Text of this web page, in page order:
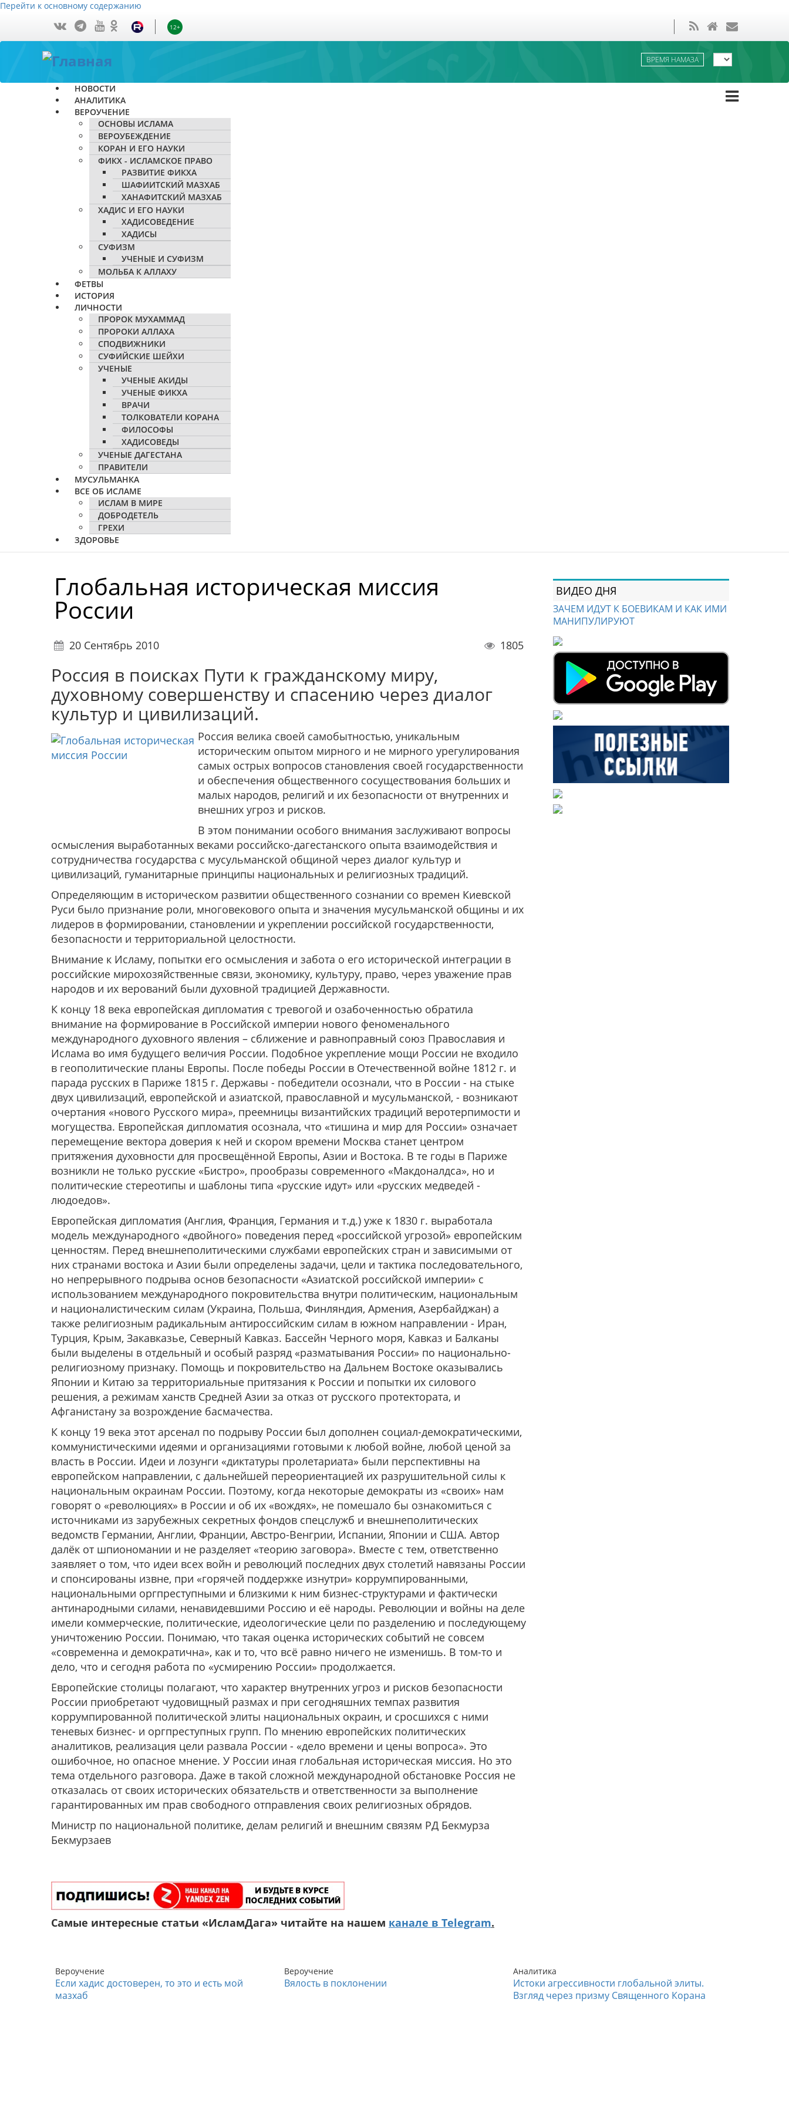
Перейти к основному содержанию
12+
ВРЕМЯ НАМАЗА
НОВОСТИ
АНАЛИТИКА
ВЕРОУЧЕНИЕ
ОСНОВЫ ИСЛАМА
ВЕРОУБЕЖДЕНИЕ
КОРАН И ЕГО НАУКИ
ФИКХ - ИСЛАМСКОЕ ПРАВО
РАЗВИТИЕ ФИКХА
ШАФИИТСКИЙ МАЗХАБ
ХАНАФИТСКИЙ МАЗХАБ
ХАДИС И ЕГО НАУКИ
ХАДИСОВЕДЕНИЕ
ХАДИСЫ
СУФИЗМ
УЧЕНЫЕ И СУФИЗМ
МОЛЬБА К АЛЛАХУ
ФЕТВЫ
ИСТОРИЯ
ЛИЧНОСТИ
ПРОРОК МУХАММАД
ПРОРОКИ АЛЛАХА
СПОДВИЖНИКИ
СУФИЙСКИЕ ШЕЙХИ
УЧЕНЫЕ
УЧЕНЫЕ АКИДЫ
УЧЕНЫЕ ФИКХА
ВРАЧИ
ТОЛКОВАТЕЛИ КОРАНА
ФИЛОСОФЫ
ХАДИСОВЕДЫ
УЧЕНЫЕ ДАГЕСТАНА
ПРАВИТЕЛИ
МУСУЛЬМАНКА
ВСЕ ОБ ИСЛАМЕ
ИСЛАМ В МИРЕ
ДОБРОДЕТЕЛЬ
ГРЕХИ
ЗДОРОВЬЕ
Глобальная историческая миссия
России
20 Сентябрь 2010 1805
Россия в поисках Пути к гражданскому миру,
духовному совершенству и спасению через диалог
культур и цивилизаций.
Россия велика своей самобытностью, уникальным
историческим опытом мирного и не мирного урегулирования
самых острых вопросов становления своей государственности
и обеспечения общественного сосуществования больших и
малых народов, религий и их безопасности от внутренних и
внешних угроз и рисков.
В этом понимании особого внимания заслуживают вопросы
осмысления выработанных веками российско-дагестанского опыта взаимодействия и
сотрудничества государства с мусульманской общиной через диалог культур и
цивилизаций, гуманитарные принципы национальных и религиозных традиций.
Определяющим в историческом развитии общественного сознании со времен Киевской
Руси было признание роли, многовекового опыта и значения мусульманской общины и их
лидеров в формировании, становлении и укреплении российской государственности,
безопасности и территориальной целостности.
Внимание к Исламу, попытки его осмысления и забота о его исторической интеграции в
российские мирохозяйственные связи, экономику, культуру, право, через уважение прав
народов и их верований были духовной традицией Державности.
К концу 18 века европейская дипломатия с тревогой и озабоченностью обратила
внимание на формирование в Российской империи нового феноменального
международного духовного явления – сближение и равноправный союз Православия и
Ислама во имя будущего величия России. Подобное укрепление мощи России не входило
в геополитические планы Европы. После победы России в Отечественной войне 1812 г. и
парада русских в Париже 1815 г. Державы - победители осознали, что в России - на стыке
двух цивилизаций, европейской и азиатской, православной и мусульманской, - возникают
очертания «нового Русского мира», преемницы византийских традиций веротерпимости и
могущества. Европейская дипломатия осознала, что «тишина и мир для России» означает
перемещение вектора доверия к ней и скором времени Москва станет центром
притяжения духовности для просвещённой Европы, Азии и Востока. В те годы в Париже
возникли не только русские «Бистро», прообразы современного «Макдоналдса», но и
политические стереотипы и шаблоны типа «русские идут» или «русских медведей -
людоедов».
Европейская дипломатия (Англия, Франция, Германия и т.д.) уже к 1830 г. выработала
модель международного «двойного» поведения перед «российской угрозой» европейским
ценностям. Перед внешнеполитическими службами европейских стран и зависимыми от
них странами востока и Азии были определены задачи, цели и тактика последовательного,
но непрерывного подрыва основ безопасности «Азиатской российской империи» с
использованием международного покровительства внутри политическим, национальным
и националистическим силам (Украина, Польша, Финляндия, Армения, Азербайджан) а
также религиозным радикальным антироссийским силам в южном направлении - Иран,
Турция, Крым, Закавказье, Северный Кавказ. Бассейн Черного моря, Кавказ и Балканы
были выделены в отдельный и особый разряд «разматывания России» по национально-
религиозному признаку. Помощь и покровительство на Дальнем Востоке оказывались
Японии и Китаю за территориальные притязания к России и попытки их силового
решения, а режимам ханств Средней Азии за отказ от русского протектората, и
Афганистану за возрождение басмачества.
К концу 19 века этот арсенал по подрыву России был дополнен социал-демократическими,
коммунистическими идеями и организациями готовыми к любой войне, любой ценой за
власть в России. Идеи и лозунги «диктатуры пролетариата» были перспективны на
европейском направлении, с дальнейшей переориентацией их разрушительной силы к
национальным окраинам России. Поэтому, когда некоторые демократы из «своих» нам
говорят о «революциях» в России и об их «вождях», не помешало бы ознакомиться с
источниками из зарубежных секретных фондов спецслужб и внешнеполитических
ведомств Германии, Англии, Франции, Австро-Венгрии, Испании, Японии и США. Автор
далёк от шпиономании и не разделяет «теорию заговора». Вместе с тем, ответственно
заявляет о том, что идеи всех войн и революций последних двух столетий навязаны России
и спонсированы извне, при «горячей поддержке изнутри» коррумпированными,
национальными оргпреступными и близкими к ним бизнес-структурами и фактически
антинародными силами, ненавидевшими Россию и её народы. Революции и войны на деле
имели коммерческие, политические, идеологические цели по разделению и последующему
уничтожению России. Понимаю, что такая оценка исторических событий не совсем
«современна и демократична», как и то, что всё равно ничего не изменишь. В том-то и
дело, что и сегодня работа по «усмирению России» продолжается.
Европейские столицы полагают, что характер внутренних угроз и рисков безопасности
России приобретают чудовищный размах и при сегодняшних темпах развития
коррумпированной политической элиты национальных окраин, и сросшихся с ними
теневых бизнес- и оргпреступных групп. По мнению европейских политических
аналитиков, реализация цели развала России - «дело времени и цены вопроса». Это
ошибочное, но опасное мнение. У России иная глобальная историческая миссия. Но это
тема отдельного разговора. Даже в такой сложной международной обстановке Россия не
отказалась от своих исторических обязательств и ответственности за выполнение
гарантированных им прав свободного отправления своих религиозных обрядов.
Министр по национальной политике, делам религий и внешним связям РД Бекмурза
Бекмурзаев
Самые интересные статьи «ИсламДага» читайте на нашем канале в Telegram.
ВИДЕО ДНЯ
ЗАЧЕМ ИДУТ К БОЕВИКАМ И КАК ИМИ
МАНИПУЛИРУЮТ
Вероучение
Если хадис достоверен, то это и есть мой
мазхаб
Вероучение
Вялость в поклонении
Аналитика
Истоки агрессивности глобальной элиты.
Взгляд через призму Священного Корана